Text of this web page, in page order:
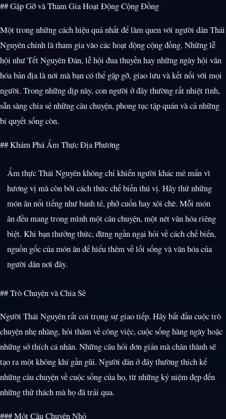
## Gặp Gỡ và Tham Gia Hoạt Động Cộng Đồng
Một trong những cách hiệu quả nhất để làm quen với người dân Thái
Nguyên chính là tham gia vào các hoạt động cộng đồng. Những lễ
hội như Tết Nguyên Đán, lễ hội đua thuyền hay những ngày hội văn
hóa bản địa là nơi mà bạn có thể gặp gỡ, giao lưu và kết nối với mọi
người. Trong những dịp này, con người ở đây thường rất nhiệt tình,
sẵn sàng chia sẻ những câu chuyện, phong tục tập quán và cả những
bí quyết sống còn.
## Khám Phá Ẩm Thực Địa Phương
Ẩm thực Thái Nguyên không chỉ khiến người khác mê mẩn vì
hương vị mà còn bởi cách thức chế biến thú vị. Hãy thử những
món ăn nổi tiếng như bánh tẻ, phở cuốn hay xôi chè. Mỗi món
ăn đều mang trong mình một câu chuyện, một nét văn hóa riêng
biệt. Khi bạn thưởng thức, đừng ngần ngại hỏi về cách chế biến,
nguồn gốc của món ăn để hiểu thêm về lối sống và văn hóa của
người dân nơi đây.
## Trò Chuyện và Chia Sẻ
Người Thái Nguyên rất coi trọng sự giao tiếp. Hãy bắt đầu cuộc trò
chuyện nhẹ nhàng, hỏi thăm về công việc, cuộc sống hàng ngày hoặc
những sở thích cá nhân. Những câu hỏi đơn giản mà chân thành sẽ
tạo ra một không khí gần gũi. Người dân ở đây thường thích kể
những câu chuyện về cuộc sống của họ, từ những kỷ niệm đẹp đến
những thử thách mà họ đã trải qua.
### Một Câu Chuyện Nhỏ